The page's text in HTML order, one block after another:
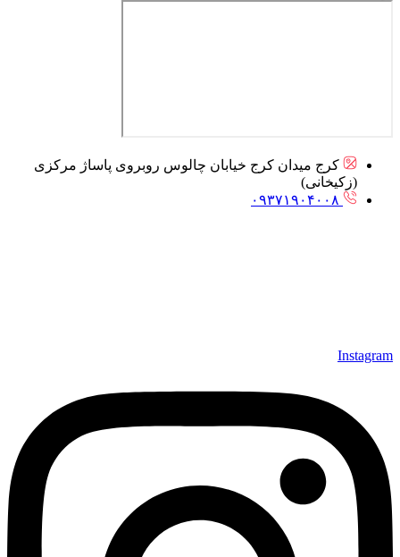
کرج میدان کرج خیابان چالوس روبروی پاساژ مرکزی
(زکیخانی)
۰۹۳۷۱۹۰۴۰۰۸
Instagram